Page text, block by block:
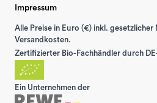
Impressum
Alle Preise in Euro (€) inkl.
Versandkosten.
Zertifizierter Bio-Fachhändler durch
Ein Unternehmen der